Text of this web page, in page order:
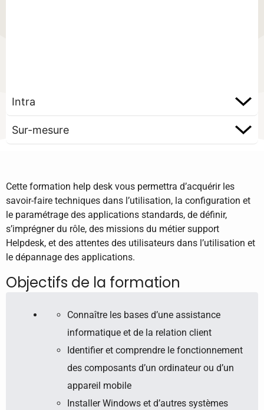
Intra
Sur-mesure
Cette formation help desk vous permettra d’acquérir les
savoir-faire techniques dans l’utilisation, la configuration et
le paramétrage des applications standards, de définir,
s’imprégner du rôle, des missions du métier support
Helpdesk, et des attentes des utilisateurs dans l’utilisation et
le dépannage des applications.
Objectifs de la formation
Connaître les bases d’une assistance
informatique et de la relation client
Identifier et comprendre le fonctionnement
des composants d’un ordinateur ou d’un
appareil mobile
Installer Windows et d’autres systèmes